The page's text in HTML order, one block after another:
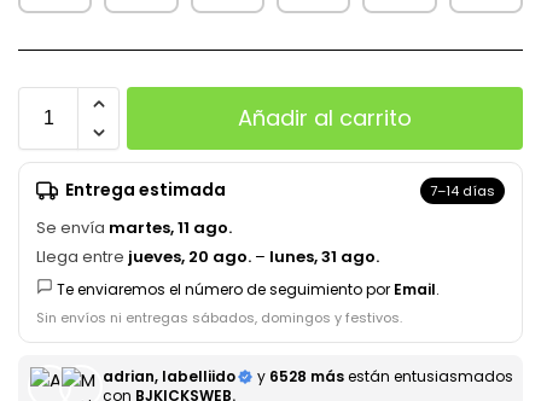
Añadir al carrito
Entrega estimada 7–14 días
Se envía martes, 11 ago.
Llega entre jueves, 20 ago. – lunes, 31 ago.
Te enviaremos el número de seguimiento por Email.
Sin envíos ni entregas sábados, domingos y festivos.
adrian, labelliido y 6528 másestán entusiasmados
con BJKICKSWEB.